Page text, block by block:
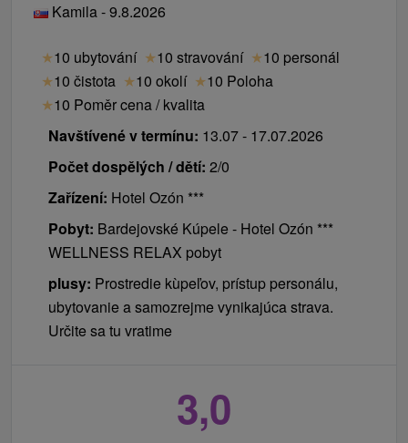
Kamila - 9.8.2026
★10 ubytování ★10 stravování ★10 personál
★10 čistota ★10 okolí ★10 Poloha
★10 Poměr cena / kvalita
Navštívené v termínu: 13.07 - 17.07.2026
Počet dospělých / dětí: 2/0
Zařízení: Hotel Ozón ***
Pobyt: Bardejovské Kúpele - Hotel Ozón ***
WELLNESS RELAX pobyt
plusy: Prostredie kùpeľov, prístup personálu,
ubytovanie a samozrejme vynikajúca strava.
Určite sa tu vratime
3,0